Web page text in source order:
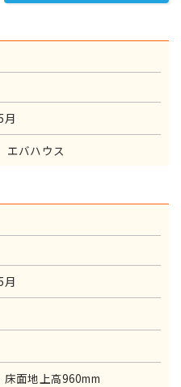
月
バハウス
月
面地上高960mm